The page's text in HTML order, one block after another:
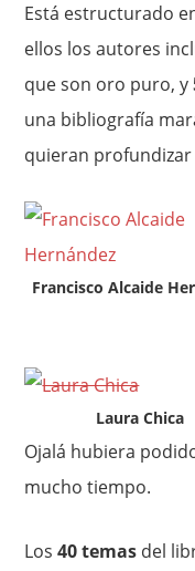
Está estructurado
ellos los autores
que son oro puro, y
una bibliografía
quieran profundizar
Francisco Alcaide
Laura Chica
Ojalá hubiera
mucho tiempo.
Los40 temas del